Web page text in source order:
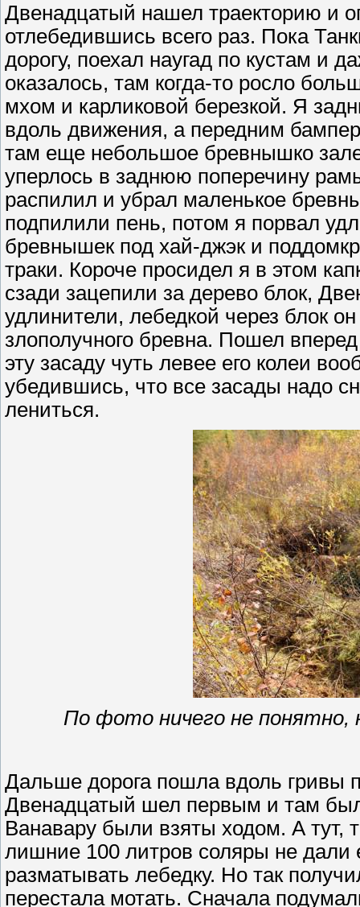
Двенадцатый нашел траекторию и
отлебедившись всего раз. Пока
дорогу, поехал наугад по кустам и
оказалось, там когда-то росло
мхом и карликовой березкой. Я
вдоль движения, а передним
там еще небольшое бревнышко
уперлось в заднюю поперечину
распилил и убрал маленькое
подпилили пень, потом я порвал
бревнышек под хай-джэк и
траки. Короче просидел я в этом
сзади зацепили за дерево блок,
удлинители, лебедкой через блок
злополучного бревна. Пошел
эту засаду чуть левее его колеи
убедившись, что все засады надо
лениться.
По фото ничего не понятно,
Дальше дорога пошла вдоль гривы
Двенадцатый шел первым и там
Ванавару были взяты ходом. А тут,
лишние 100 литров соляры не
разматывать лебедку. Но так
перестала мотать. Сначала